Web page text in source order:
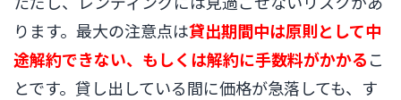
ります。最大の注意点は貸出期間中は原則として中
途解約できない、もしくは解約に手数料がかかるこ
とです。貸し出している間に価格が急落しても、す